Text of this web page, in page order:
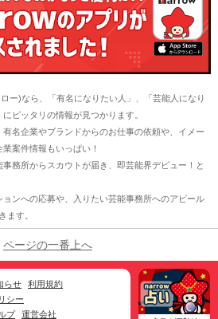
ー)なら、「有名になりたい人」、「芸能人になり
ピッタリの情報が見つかります。
名企業やブランドからのお仕事の依頼や、イメー
案件情報もいっぱい！
務所からスカウトが届き、即芸能界デビュー！と
ンへの応募や、入りたい芸能事務所へのアピール
ます。
ページの一番上へ
らせ
利用規約
シー
プ 運営会社